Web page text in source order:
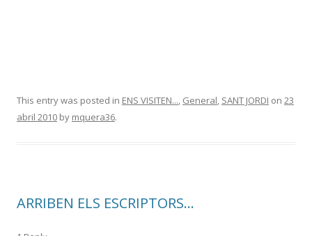
This entry was posted in ENS VISITEN..., General, SANT JORDI on 23
abril 2010 by mquera36.
ARRIBEN ELS ESCRIPTORS…